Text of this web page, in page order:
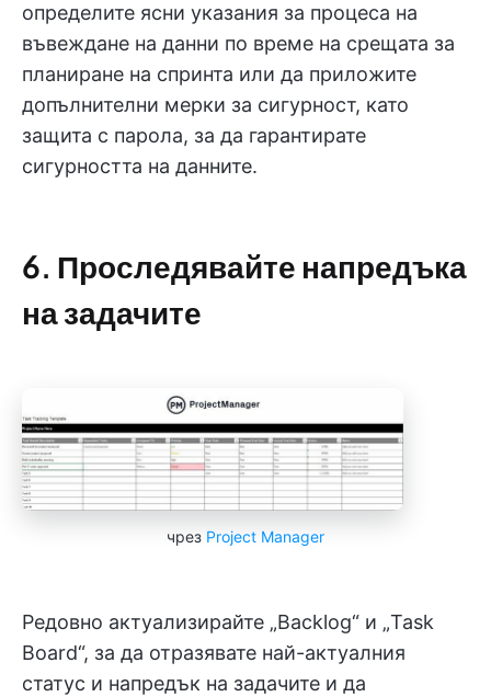
определите ясни указания за процеса на
въвеждане на данни по време на срещата за
планиране на спринта или да приложите
допълнителни мерки за сигурност, като
защита с парола, за да гарантирате
сигурността на данните.
6. Проследявайте напредъка
на задачите
чрез Project Manager
Редовно актуализирайте „Backlog“ и „Task
Board“, за да отразявате най-актуалния
статус и напредък на задачите и да